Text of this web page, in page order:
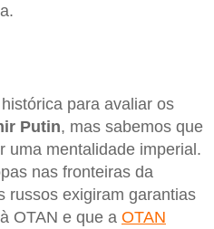
para avaliar os
Putin, mas sabemos que
uma mentalidade imperial.
nas fronteiras da
russos exigiram garantias
OTAN e que a OTAN